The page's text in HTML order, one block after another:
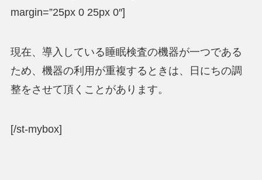
margin=”25px 0 25px 0″]
現在、導入している睡眠検査の機器が一つである
ため、機器の利用が重複するときは、日にちの調
整をさせて頂くことがあります。
[/st-mybox]